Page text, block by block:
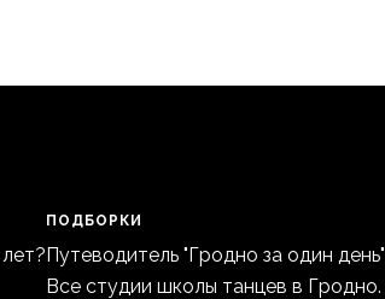
ПОДБОРКИ
Путеводитель "Гродно за один день"
Все студии школы танцев в Гродно.